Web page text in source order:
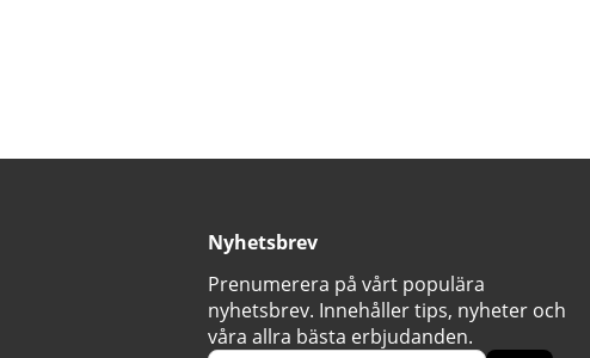
Nyhetsbrev
Prenumerera på vårt populära
nyhetsbrev. Innehåller tips, nyheter och
våra allra bästa erbjudanden.